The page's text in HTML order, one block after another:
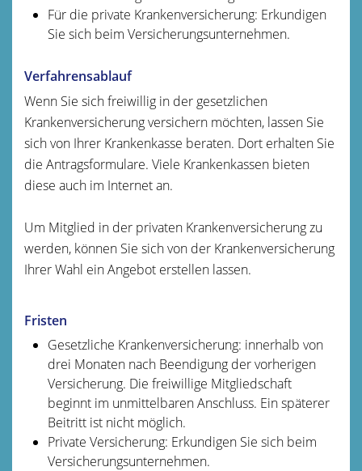
Für die private Krankenversicherung: Erkundigen
Sie sich beim Versicherungsunternehmen.
Verfahrensablauf
Wenn Sie sich freiwillig in der gesetzlichen
Krankenversicherung versichern möchten, lassen Sie
sich von Ihrer Krankenkasse beraten. Dort erhalten Sie
die Antragsformulare. Viele Krankenkassen bieten
diese auch im Internet an.
Um Mitglied in der privaten Krankenversicherung zu
werden, können Sie sich von der Krankenversicherung
Ihrer Wahl ein Angebot erstellen lassen.
Fristen
Gesetzliche Krankenversicherung: innerhalb von
drei Monaten nach Beendigung der vorherigen
Versicherung. Die freiwillige Mitgliedschaft
beginnt im unmittelbaren Anschluss. Ein späterer
Beitritt ist nicht möglich.
Private Versicherung: Erkundigen Sie sich beim
Versicherungsunternehmen.